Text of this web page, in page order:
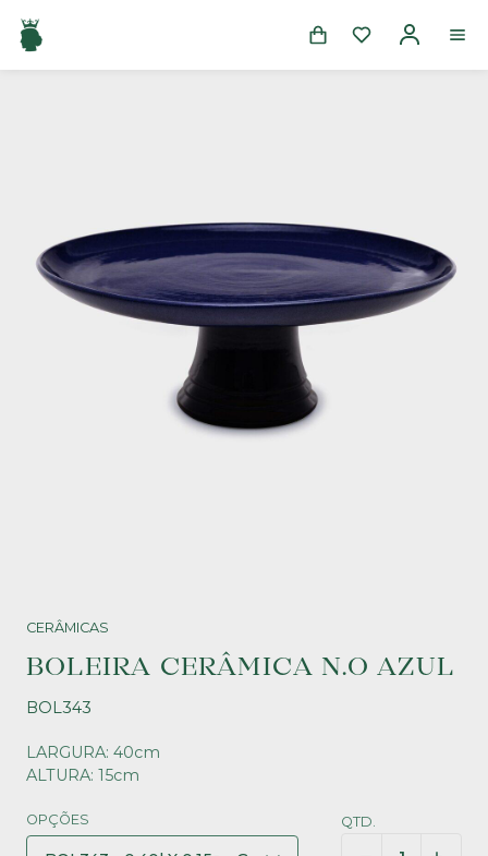
CERÂMICAS
BOLEIRA CERÂMICA N.O AZUL
BOL343
LARGURA: 40cm
ALTURA: 15cm
OPÇÕES QTD.